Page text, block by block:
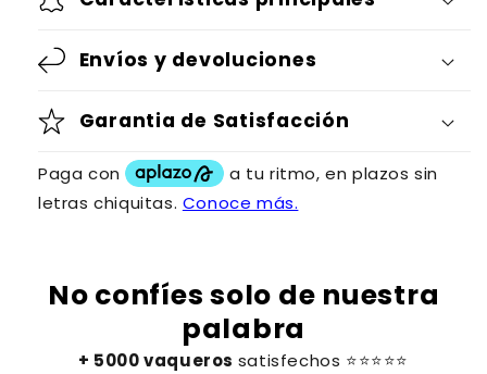
Envíos y devoluciones
Garantia de Satisfacción
No confíes solo de nuestra
palabra
+ 5000 vaqueros satisfechos ⭐⭐⭐⭐⭐